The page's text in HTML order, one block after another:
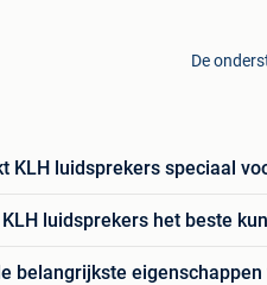
De
KLH luidsprekers speciaal
luidsprekers het beste
belangrijkste